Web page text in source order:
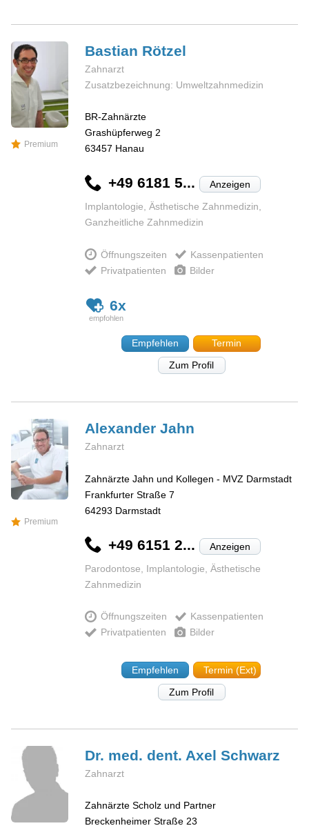
Premium
Bastian Rötzel
Zahnarzt
Zusatzbezeichnung: Umweltzahnmedizin
BR-Zahnärzte
Grashüpferweg 2
63457 Hanau
+49 6181 5... Anzeigen
Implantologie, Ästhetische Zahnmedizin,
Ganzheitliche Zahnmedizin
Öffnungszeiten
Kassenpatienten
Privatpatienten
Bilder
6x
Empfehlen
Termin
Zum Profil
Premium
AlexanderJahn
Zahnarzt
Zahnärzte Jahn und Kollegen - MVZ Darmstadt
Frankfurter Straße 7
64293 Darmstadt
+49 6151 2... Anzeigen
Parodontose, Implantologie, Ästhetische
Zahnmedizin
Öffnungszeiten
Kassenpatienten
Privatpatienten
Bilder
Empfehlen
Termin (Ext)
Zum Profil
Dr. med. dent. AxelSchwarz
Zahnarzt
Zahnärzte Scholz und Partner
Breckenheimer Straße 23